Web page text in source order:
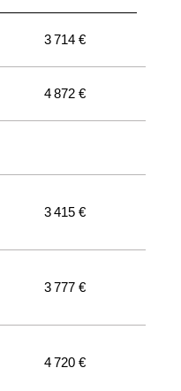
3 714 €
4 872 €
3 415 €
3 777 €
4 720 €